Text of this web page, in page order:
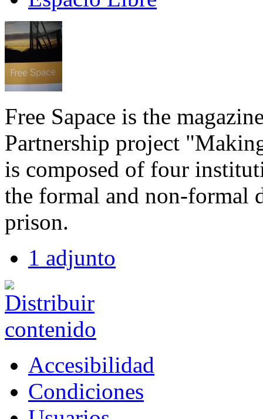
Free Sapace is the
Partnership project
is composed of four
the formal and non-formal
prison.
1 adjunto
Accesibilidad
Condiciones